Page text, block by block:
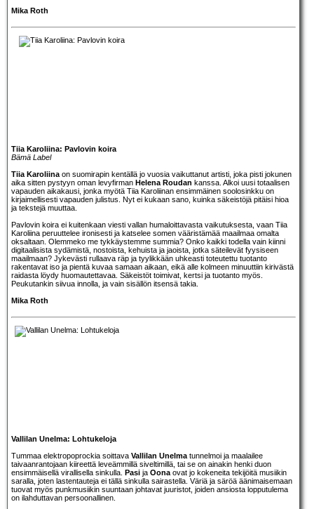
Mika Roth
Tiia Karoliina: Pavlovin koira
Bämä Label
Tiia Karoliina on suomirapin kentällä jo vuosia vaikuttanut artisti, joka pisti jokunen
aika sitten pystyyn oman levyfirman Helena Roudan kanssa. Alkoi uusi totaalisen
vapauden aikakausi, jonka myötä Tiia Karoliinan ensimmäinen soolosinkku on
kirjaimellisesti vapauden julistus. Nyt ei kukaan sano, kuinka säkeistöjä pitäisi hioa
ja tekstejä muuttaa.
Pavlovin koira ei kuitenkaan viesti vallan humaloittavasta vaikutuksesta, vaan Tiia
Karoliina peruuttelee ironisesti ja katselee somen vääristämää maailmaa omalta
oksaltaan. Olemmeko me tykkäystemme summia? Onko kaikki todella vain kiinni
digitaalisista sydämistä, nostoista, kehuista ja jaoista, jotka säteilevät fyysiseen
maailmaan? Jykevästi rullaava räp ja tyylikkään uhkeasti toteutettu tuotanto
rakentavat iso ja pientä kuvaa samaan aikaan, eikä alle kolmeen minuuttiin kirivästä
raidasta löydy huomautettavaa. Säkeistöt toimivat, kertsi ja tuotanto myös.
Peukutankin siivua innolla, ja vain sisällön itsensä takia.
Mika Roth
Vallilan Unelma: Lohtukeloja
Tummaa elektropoprockia soittava Vallilan Unelma tunnelmoi ja maalailee
taivaanrantojaan kiireettä leveämmillä siveltimillä, tai se on ainakin henki duon
ensimmäisellä virallisella sinkulla. Pasi ja Oona ovat jo kokeneita tekijöitä musiikin
saralla, joten lastentauteja ei tällä sinkulla sairastella. Väriä ja säröä äänimaisemaan
tuovat myös punkmusiikin suuntaan johtavat juuristot, joiden ansiosta lopputulema
on ilahduttavan persoonallinen.